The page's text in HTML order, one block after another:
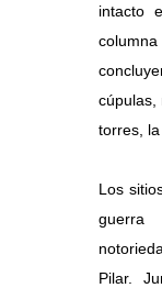
intacto
cúpulas,
torres, la
Los
guerra
Pilar.